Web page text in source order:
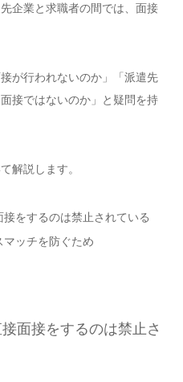
企業と求職者の間では、面接
が行われないのか」「派遣先
接ではないのか」と疑問を持
解説します。
をするのは禁止されている
ッチを防ぐため
面接をするのは禁止さ